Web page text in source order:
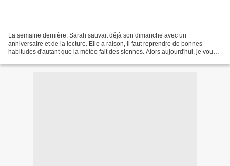
La semaine dernière, Sarah sauvait déjà son dimanche avec un
anniversaire et de la lecture. Elle a raison, il faut reprendre de bonnes
habitudes d'autant que la météo fait des siennes. Alors aujourd'hui, je vous